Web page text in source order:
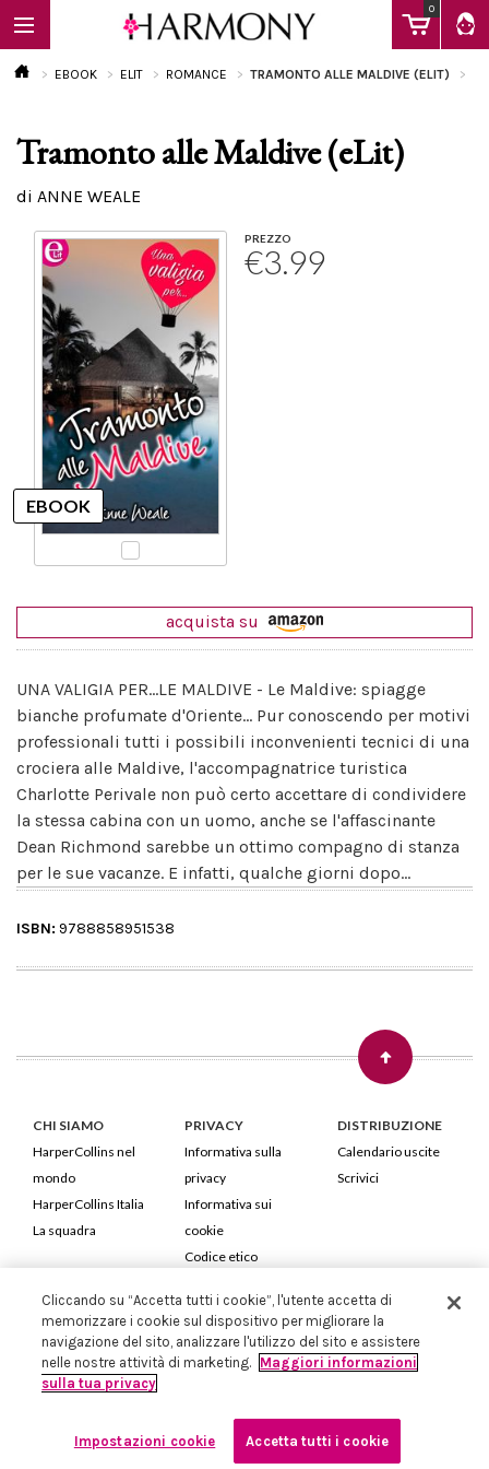
0
EBOOK
Calendario
EBOOK ELIT ROMANCE TRAMONTO ALLE MALDIVE (ELIT)
Tramonto alle Maldive (eLit)
di ANNE WEALE
PREZZO
€3.99
acquista su
UNA VALIGIA PER...LE MALDIVE - Le Maldive: spiagge
bianche profumate d'Oriente... Pur conoscendo per motivi
professionali tutti i possibili inconvenienti tecnici di una
crociera alle Maldive, l'accompagnatrice turistica
Charlotte Perivale non può certo accettare di condividere
la stessa cabina con un uomo, anche se l'affascinante
Dean Richmond sarebbe un ottimo compagno di stanza
per le sue vacanze. E infatti, qualche giorni dopo...
ISBN: 9788858951538
CHI SIAMO
HarperCollins nel
mondo
HarperCollins Italia
La squadra
PRIVACY
Informativa sulla
privacy
Informativa sui
cookie
Codice etico
DISTRIBUZIONE
Calendario uscite
Scrivici
HarperCollins Italia S.p.A. Viale Monte Nero, 84 - 20135 Milano
Cod. Fiscale e P.IVA 05946780151 - Capitale Sociale 258.250 €
Iscritta in Milano al Registro delle imprese nr.198004 e REA nr.1051898
Cliccando su “Accetta tutti i cookie”, l'utente accetta di
memorizzare i cookie sul dispositivo per migliorare la
navigazione del sito, analizzare l'utilizzo del sito e assistere
nelle nostre attività di marketing. Maggiori informazioni
sulla tua privacy
Impostazioni cookie Accetta tutti i cookie